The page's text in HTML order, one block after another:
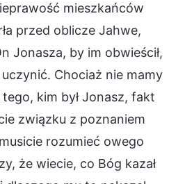
mieszkańców
przed oblicze Jahwe,
Jonasza, by im obwieścił,
Chociaż nie mamy
kim był Jonasz, fakt
związku z poznaniem
rozumieć owego
że wiecie, co Bóg kazał